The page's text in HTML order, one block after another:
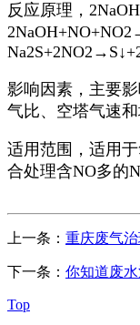
反应原理，
影响因素，主要
气比、空塔气速和
适用范围，适用
合处理含NO多的
上一条： 重庆废气
下一条： 你知道废
Top